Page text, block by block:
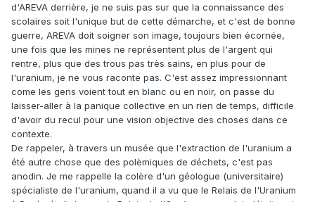
d'AREVA derrière, je ne suis pas sur que la connaissance des
scolaires soit l'unique but de cette démarche, et c'est de bonne
guerre, AREVA doit soigner son image, toujours bien écornée,
une fois que les mines ne représentent plus de l'argent qui
rentre, plus que des trous pas très sains, en plus pour de
l'uranium, je ne vous raconte pas. C'est assez impressionnant
come les gens voient tout en blanc ou en noir, on passe du
laisser-aller à la panique collective en un rien de temps, difficile
d'avoir du recul pour une vision objective des choses dans ce
contexte.
De rappeler, à travers un musée que l'extraction de l'uranium a
été autre chose que des polèmiques de déchets, c'est pas
anodin. Je me rappelle la colère d'un géologue (universitaire)
spécialiste de l'uranium, quand il a vu que le Relais de l'Uranium